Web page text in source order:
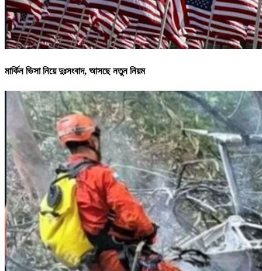
মার্কিন ভিসা নিয়ে দুঃসংবাদ, আসছে নতুন নিয়ম